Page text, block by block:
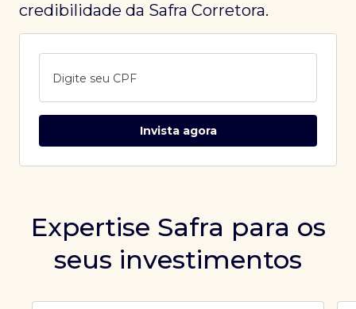
credibilidade da Safra Corretora.
Digite seu CPF
Invista agora
Expertise Safra para os
seus investimentos